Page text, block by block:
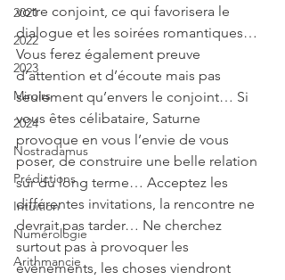
2021
2022
2023
Miroirs
2024
Nostradamus
Prédictions
Intuition
Numérologie
Arithmancie
votre conjoint, ce qui favorisera le
dialogue et les soirées romantiques…
Vous ferez également preuve
d’attention et d’écoute mais pas
seulement qu’envers le conjoint… Si
vous êtes célibataire, Saturne
provoque en vous l’envie de vous
poser, de construire une belle relation
sur du long terme… Acceptez les
différentes invitations, la rencontre ne
devrait pas tarder… Ne cherchez
surtout pas à provoquer les
événements, les choses viendront